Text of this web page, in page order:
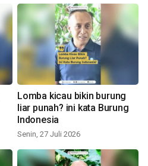
Lomba kicau bikin burung
liar punah? ini kata Burung
Indonesia
Senin, 27 Juli 2026